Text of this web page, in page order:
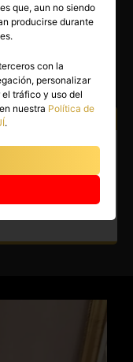
(1)
capital.
me
que, aun no siendo
producirse durante
con la
personalizar
tráfico y uso del
nuestra Política de
.